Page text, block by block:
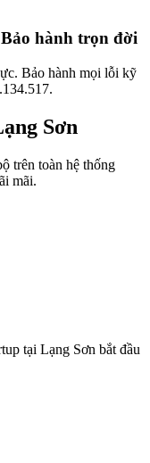
hành trọn đời
Bảo hành mọi lỗi kỹ
Sơn
trên toàn hệ thống
mãi.
tại Lạng Sơn bắt đầu